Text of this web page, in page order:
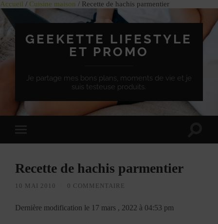
Accueil / Cuisine maison / Recette de hachis parmentier
GEEKETTE LIFESTYLE
ET PROMO
Je partage mes bons plans, moments de vie et je
suis testeuse produits.
à
mobile
Recette de hachis parmentier
10 MAI 2010 0 COMMENTAIRE
Dernière modification le 17 mars , 2022 à 04:53 pm